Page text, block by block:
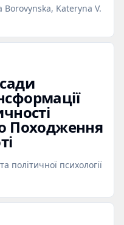
Kateryna V.
Походження
політичної психології